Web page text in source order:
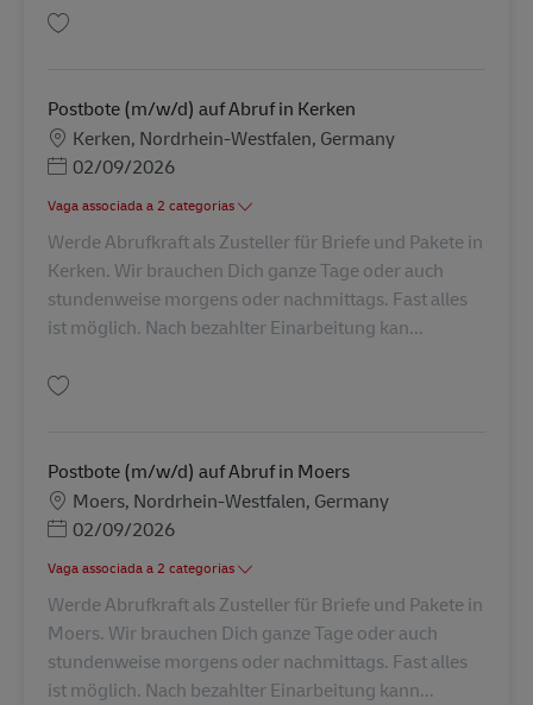
Postbote (m/w/d) auf Abruf in Kerken
Localização
Kerken, Nordrhein-Westfalen, Germany
Posted Date
02/09/2026
Vaga associada a 2 categorias
Werde Abrufkraft als Zusteller für Briefe und Pakete in
Kerken. Wir brauchen Dich ganze Tage oder auch
stundenweise morgens oder nachmittags. Fast alles
ist möglich. Nach bezahlter Einarbeitung kan...
Postbote (m/w/d) auf Abruf in Moers
Localização
Moers, Nordrhein-Westfalen, Germany
Posted Date
02/09/2026
Vaga associada a 2 categorias
Werde Abrufkraft als Zusteller für Briefe und Pakete in
Moers. Wir brauchen Dich ganze Tage oder auch
stundenweise morgens oder nachmittags. Fast alles
ist möglich. Nach bezahlter Einarbeitung kann...